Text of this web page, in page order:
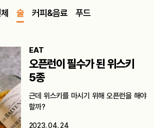
술 커피&음료 푸드
EAT
오픈런이 필수가 된 위스키
5종
근데 위스키를 마시기 위해 오픈런을 해야
할까?
2023. 04. 24